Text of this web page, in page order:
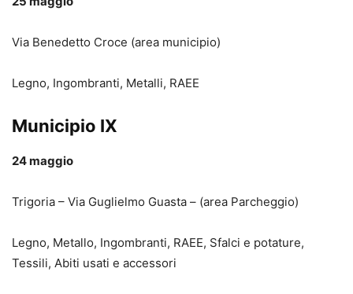
Via Benedetto Croce (area municipio)
Legno, Ingombranti, Metalli, RAEE
Municipio IX
24 maggio
Trigoria – Via Guglielmo Guasta – (area Parcheggio)
Legno, Metallo, Ingombranti, RAEE, Sfalci e potature,
Tessili, Abiti usati e accessori